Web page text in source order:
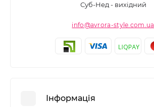
Суб-Нед - вихідний
info@avrora-style.com.ua
Інформація